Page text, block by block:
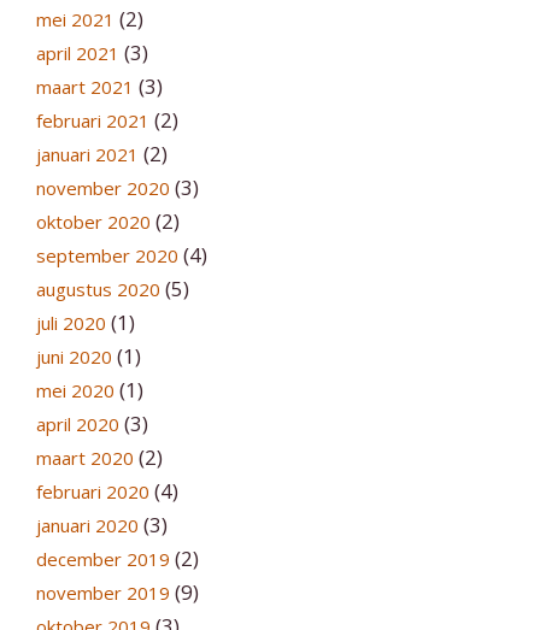
mei 2021 (2)
april 2021 (3)
maart 2021 (3)
februari 2021 (2)
januari 2021 (2)
november 2020 (3)
oktober 2020 (2)
september 2020 (4)
augustus 2020 (5)
juli 2020 (1)
juni 2020 (1)
mei 2020 (1)
april 2020 (3)
maart 2020 (2)
februari 2020 (4)
januari 2020 (3)
december 2019 (2)
november 2019 (9)